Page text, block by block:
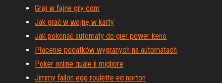
Graj w fajne gry com
Jak grać w wojnę w karty
Jak pokonać automaty do gier power keno
Płacenie podatków wygranych na automatach
Poker online quale il migliore
Jimmy fallon egg roulette ed norton